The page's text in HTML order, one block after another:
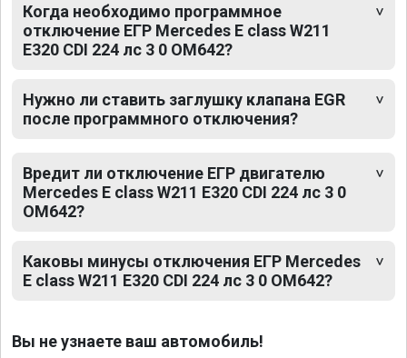
Когда необходимо программное
отключение ЕГР Mercedes E class W211
E320 CDI 224 лс 3 0 OM642?
Нужно ли ставить заглушку клапана EGR
после программного отключения?
Вредит ли отключение ЕГР двигателю
Mercedes E class W211 E320 CDI 224 лс 3 0
OM642?
Каковы минусы отключения ЕГР Mercedes
E class W211 E320 CDI 224 лс 3 0 OM642?
Вы не узнаете ваш автомобиль!